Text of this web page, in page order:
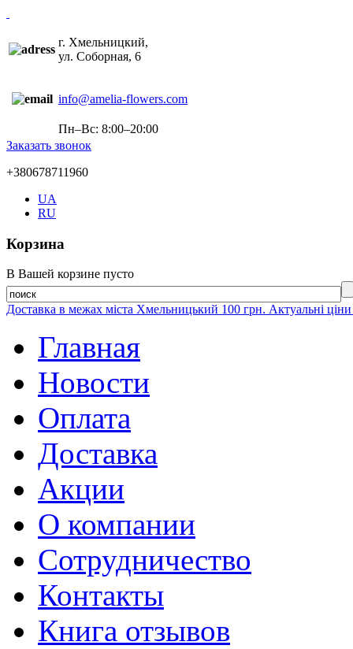
г. Хмельницкий,
ул. Соборная, 6
info@amelia-flowers.com
Пн–Вс: 8:00–20:00
Заказать звонок
+380678711960
UA
RU
Корзина
В Вашей корзине пусто
Доставка в межах міста Хмельницький 100 грн. Актуальні
Главная
Новости
Оплата
Доставка
Акции
О компании
Сотрудничество
Контакты
Книга отзывов